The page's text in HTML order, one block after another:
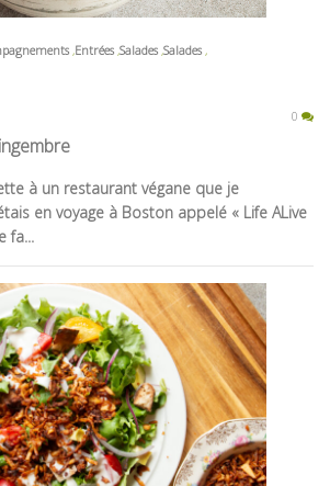
Entrées Salades Salades
0
à un restaurant végane que je
en voyage à Boston appelé « Life ALive
fa...